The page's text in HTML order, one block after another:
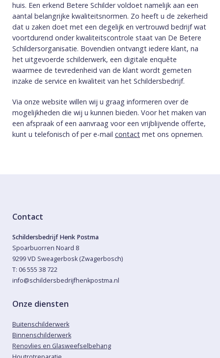
huis. Een erkend Betere Schilder voldoet namelijk aan een
aantal belangrijke kwaliteitsnormen. Zo heeft u de zekerheid
dat u zaken doet met een degelijk en vertrouwd bedrijf wat
voortdurend onder kwaliteitscontrole staat van De Betere
Schildersorganisatie. Bovendien ontvangt iedere klant, na
het uitgevoerde schilderwerk, een digitale enquête
waarmee de tevredenheid van de klant wordt gemeten
inzake de service en kwaliteit van het Schildersbedrijf.
Via onze website willen wij u graag informeren over de
mogelijkheden die wij u kunnen bieden. Voor het maken van
een afspraak of een aanvraag voor een vrijblijvende offerte,
kunt u telefonisch of per e-mail contact met ons opnemen.
Contact
Schildersbedrijf Henk Postma
Spoarbuorren Noard 8
9299 VD Sweagerbosk (Zwagerbosch)
T: 06 555 38 722
info@schildersbedrijfhenkpostma.nl
Onze diensten
Buitenschilderwerk
Binnenschilderwerk
Renovlies en Glasweefselbehang